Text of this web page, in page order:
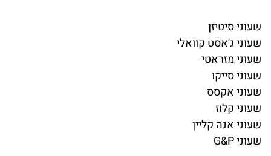
שעוני סיטיזן
שעוני ג'אסט קוואלי
שעוני מזראטי
שעוני סייקו
שעוני אקסס
שעוני קלוז
שעוני אנה קליין
שעוני G&P